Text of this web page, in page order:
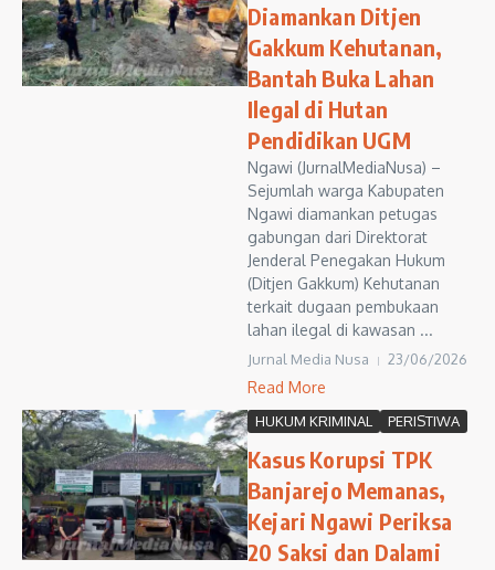
Diamankan Ditjen
Gakkum Kehutanan,
Bantah Buka Lahan
Ilegal di Hutan
Pendidikan UGM
Ngawi (JurnalMediaNusa) –
Sejumlah warga Kabupaten
Ngawi diamankan petugas
gabungan dari Direktorat
Jenderal Penegakan Hukum
(Ditjen Gakkum) Kehutanan
terkait dugaan pembukaan
lahan ilegal di kawasan ...
Jurnal Media Nusa 23/06/2026
Read More
HUKUM KRIMINAL PERISTIWA
Kasus Korupsi TPK
Banjarejo Memanas,
Kejari Ngawi Periksa
20 Saksi dan Dalami